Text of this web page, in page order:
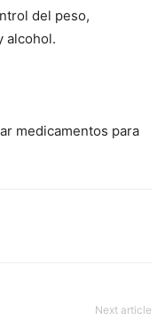
del peso,
alcohol.
medicamentos para
Next article